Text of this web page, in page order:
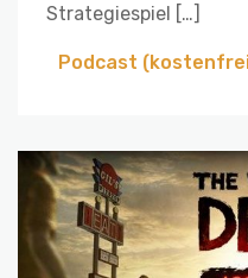
Strategiespiel […]
Podcast